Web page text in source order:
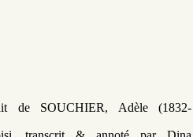
deSOUCHIER, Adèle (1832-